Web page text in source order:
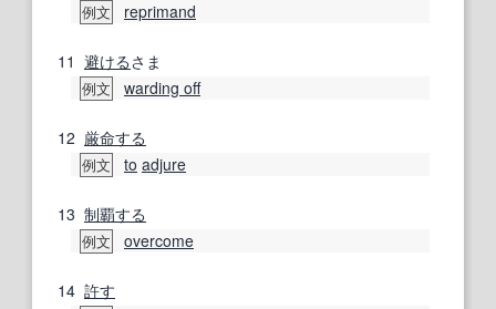
例文 reprimand
11 避けるさま
例文 warding off
12 厳命する
例文 to adjure
13 制覇する
例文 overcome
14 許す